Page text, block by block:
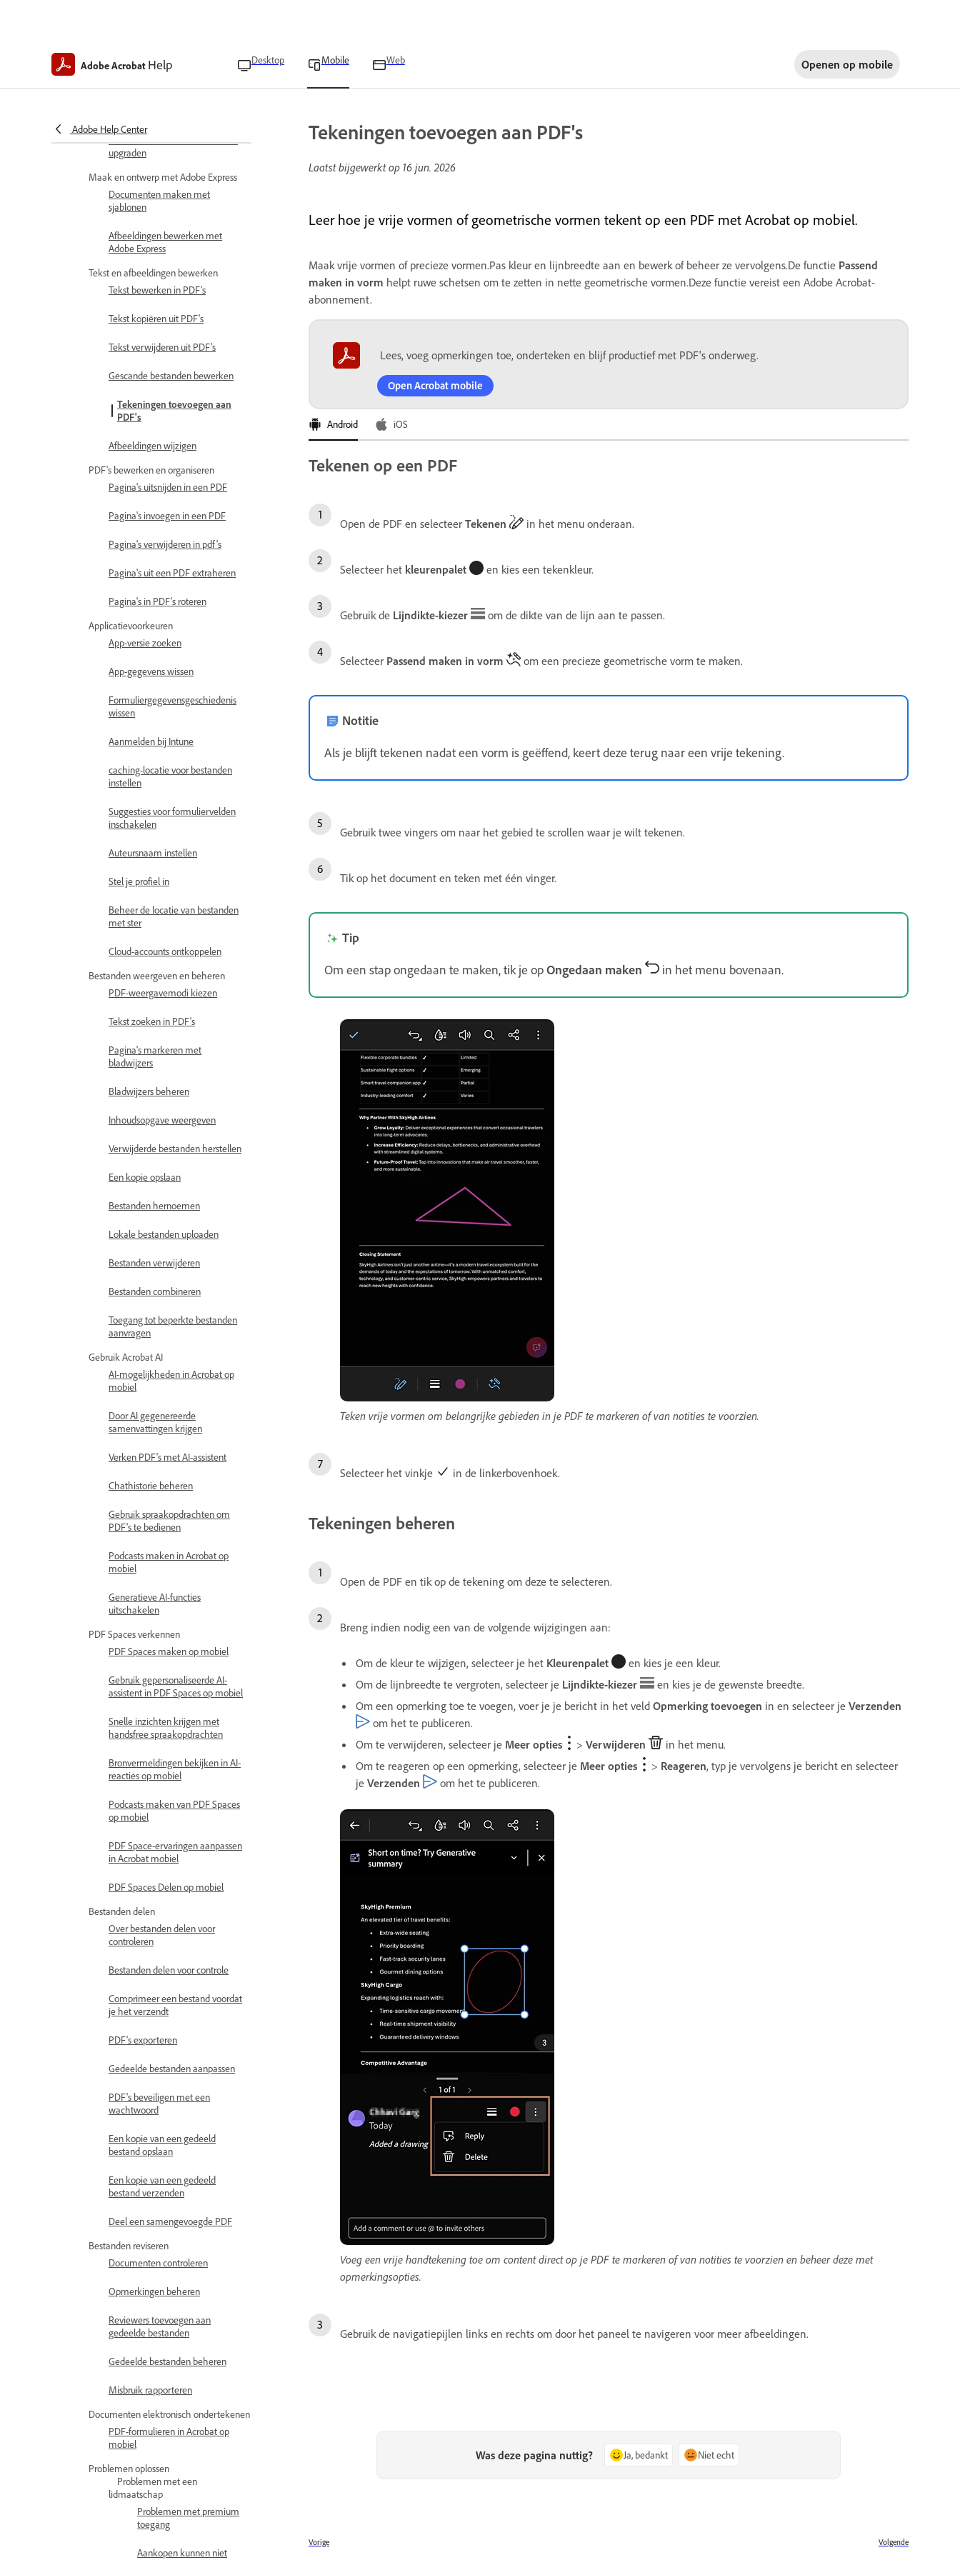
Adobe Acrobat Help Desktop Mobile Web Openen op mobile
Adobe Help Center
Abonnement annuleren
Acrobat mobiele abonnementen
upgraden
Maak en ontwerp met Adobe Express
Documenten maken met
sjablonen
Afbeeldingen bewerken met
Adobe Express
Tekst en afbeeldingen bewerken
Tekst bewerken in PDF's
Tekst kopiëren uit PDF's
Tekst verwijderen uit PDF's
Gescande bestanden bewerken
Tekeningen toevoegen aan
PDF's
Afbeeldingen wijzigen
PDF's bewerken en organiseren
Pagina's uitsnijden in een PDF
Pagina's invoegen in een PDF
Pagina's verwijderen in pdf's
Pagina's uit een PDF extraheren
Pagina's in PDF's roteren
Applicatievoorkeuren
App-versie zoeken
App-gegevens wissen
Formuliergegevensgeschiedenis
wissen
Aanmelden bij Intune
caching-locatie voor bestanden
instellen
Suggesties voor formuliervelden
inschakelen
Auteursnaam instellen
Stel je profiel in
Beheer de locatie van bestanden
met ster
Cloud-accounts ontkoppelen
Bestanden weergeven en beheren
PDF-weergavemodi kiezen
Tekst zoeken in PDF's
Pagina's markeren met
bladwijzers
Bladwijzers beheren
Inhoudsopgave weergeven
Verwijderde bestanden herstellen
Een kopie opslaan
Bestanden hernoemen
Lokale bestanden uploaden
Bestanden verwijderen
Bestanden combineren
Toegang tot beperkte bestanden
aanvragen
Gebruik Acrobat AI
AI-mogelijkheden in Acrobat op
mobiel
Door AI gegenereerde
samenvattingen krijgen
Verken PDF's met AI-assistent
Chathistorie beheren
Gebruik spraakopdrachten om
PDF's te bedienen
Podcasts maken in Acrobat op
mobiel
Generatieve AI-functies
uitschakelen
PDF Spaces verkennen
PDF Spaces maken op mobiel
Gebruik gepersonaliseerde AI-
assistent in PDF Spaces op mobiel
Snelle inzichten krijgen met
handsfree spraakopdrachten
Bronvermeldingen bekijken in AI-
reacties op mobiel
Podcasts maken van PDF Spaces
op mobiel
PDF Space-ervaringen aanpassen
in Acrobat mobiel
PDF Spaces Delen op mobiel
Bestanden delen
Over bestanden delen voor
controleren
Bestanden delen voor controle
Comprimeer een bestand voordat
je het verzendt
PDF's exporteren
Gedeelde bestanden aanpassen
PDF's beveiligen met een
wachtwoord
Een kopie van een gedeeld
bestand opslaan
Een kopie van een gedeeld
bestand verzenden
Deel een samengevoegde PDF
Bestanden reviseren
Documenten controleren
Opmerkingen beheren
Reviewers toevoegen aan
gedeelde bestanden
Gedeelde bestanden beheren
Misbruik rapporteren
Documenten elektronisch ondertekenen
PDF-formulieren in Acrobat op
mobiel
Problemen oplossen
Problemen met een
lidmaatschap
Problemen met premium
toegang
Aankopen kunnen niet
Tekeningen toevoegen aan PDF's
Laatst bijgewerkt op 16 jun. 2026
Leer hoe je vrije vormen of geometrische vormen tekent op een PDF met Acrobat op mobiel.
Maak vrije vormen of precieze vormen.Pas kleur en lijnbreedte aan en bewerk of beheer ze vervolgens.De functie Passend
maken in vorm helpt ruwe schetsen om te zetten in nette geometrische vormen.Deze functie vereist een Adobe Acrobat-
abonnement.
Lees, voeg opmerkingen toe, onderteken en blijf productief met PDF's onderweg.
Open Acrobat mobile
Android iOS
Tekenen op een PDF
Open de PDF en selecteer Tekenen in het menu onderaan.
Selecteer het kleurenpalet en kies een tekenkleur.
Gebruik de Lijndikte-kiezer om de dikte van de lijn aan te passen.
Selecteer Passend maken in vorm om een precieze geometrische vorm te maken.
Notitie
Als je blijft tekenen nadat een vorm is geëffend, keert deze terug naar een vrije tekening.
Gebruik twee vingers om naar het gebied te scrollen waar je wilt tekenen.
Tik op het document en teken met één vinger.
Tip
Om een stap ongedaan te maken, tik je opOngedaan maken in het menu bovenaan.
Teken vrije vormen om belangrijke gebieden in je PDF te markeren of van notities te voorzien.
Selecteer het vinkje in de linkerbovenhoek.
Tekeningen beheren
Open de PDF en tik op de tekening om deze te selecteren.
Breng indien nodig een van de volgende wijzigingen aan:
Om de kleur te wijzigen, selecteer je het Kleurenpalet
en kies je een kleur.
Om de lijnbreedte te vergroten, selecteer je Lijndikte-kiezer
en kies je de gewenste breedte.
Om een opmerking toe te voegen, voer je je bericht in het veld Opmerking toevoegen in en selecteer je Verzenden
om het te publiceren.
Om te verwijderen, selecteer je Meer opties > Verwijderen
in het menu.
Om te reageren op een opmerking, selecteer je Meer opties > Reageren, typ je vervolgens je bericht en selecteer
je Verzenden om het te publiceren.
Voeg een vrije handtekening toe om content direct op je PDF te markeren of van notities te voorzien en beheer deze met
opmerkingsopties.
Gebruik de navigatiepijlen links en rechts om door het paneel te navigeren voor meer afbeeldingen.
Was deze pagina nuttig? Ja, bedankt Niet echt
Vorige Volgende